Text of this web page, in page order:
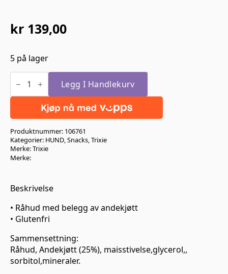
kr 139,00
5 på lager
Trixie
Tyggerull
30stk
240g
Legg I Handlekurv
Produktnummer: 106761
Kategorier: HUND,Snacks,Trixie
Merke:Trixie
Merke:
Beskrivelse
• Råhud med belegg av andekjøtt
• Glutenfri
Sammensettning:
Råhud, Andekjøtt (25%), maisstivelse,glycerol,,
sorbitol,mineraler.